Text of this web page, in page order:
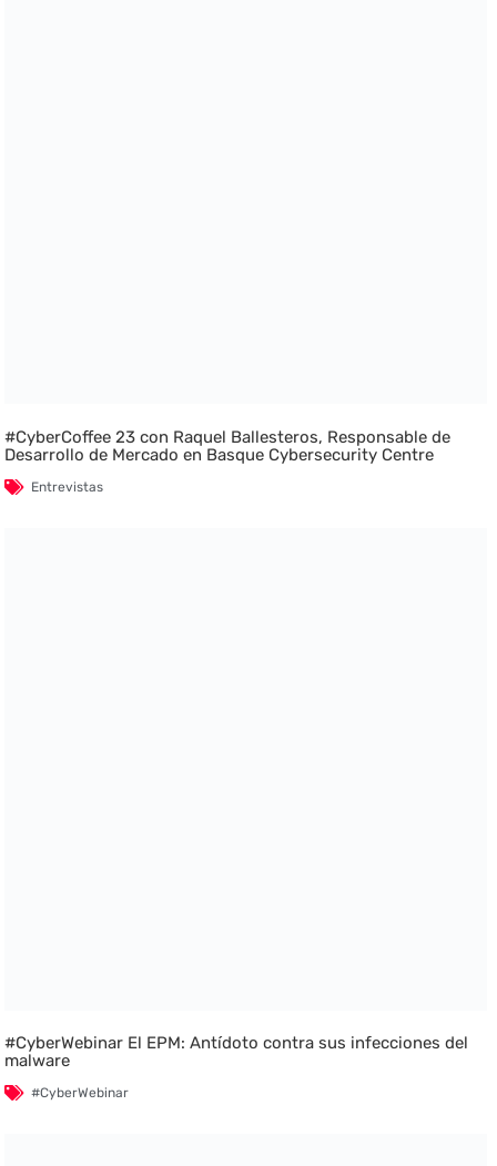
#CyberCoffee 23 con Raquel Ballesteros, Responsable de
Desarrollo de Mercado en Basque Cybersecurity Centre
Entrevistas
#CyberWebinar El EPM: Antídoto contra sus infecciones del
malware
#CyberWebinar